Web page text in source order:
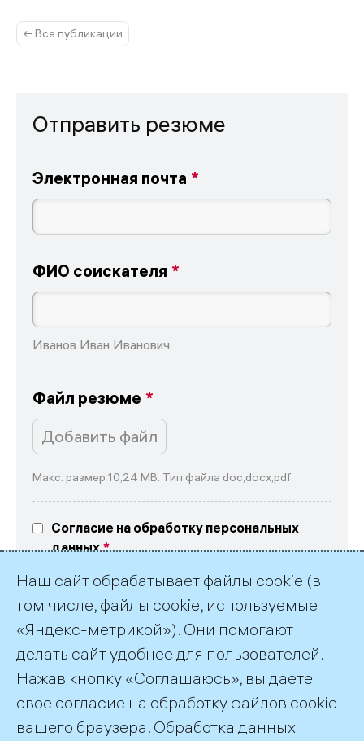
← Все публикации
Отправить резюме
Электронная почта
ФИО соискателя
Иванов Иван Иванович
Файл резюме
Добавить файл
Макс. размер 10,24 MB: Тип файла doc,docx,pdf
Согласие на обработку персональных
данных
персональных данных в соответствие
с текстомсогласияиполитикой обработки
персональных данных ПАО «ТГК-1»
Наш сайт обрабатывает файлы cookie (в
том числе, файлы cookie, используемые
«Яндекс-метрикой»). Они помогают
делать сайт удобнее для пользователей.
Нажав кнопку «Соглашаюсь», вы даете
свое согласие на обработку файлов cookie
вашего браузера. Обработка данных